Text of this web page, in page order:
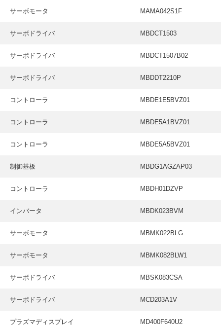
サーボモータ MAMA042S1F
サーボドライバ MBDCT1503
サーボドライバ MBDCT1507B02
サーボドライバ MBDDT2210P
コントローラ MBDE1E5BVZ01
コントローラ MBDE5A1BVZ01
コントローラ MBDE5A5BVZ01
制御基板 MBDG1AGZAP03
コントローラ MBDH01DZVP
インバータ MBDK023BVM
サーボモータ MBMK022BLG
サーボモータ MBMK082BLW1
サーボドライバ MBSK083CSA
サーボドライバ MCD203A1V
プラズマディスプレイ MD400F640U2